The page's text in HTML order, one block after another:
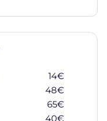
14€
48€
65€
40€